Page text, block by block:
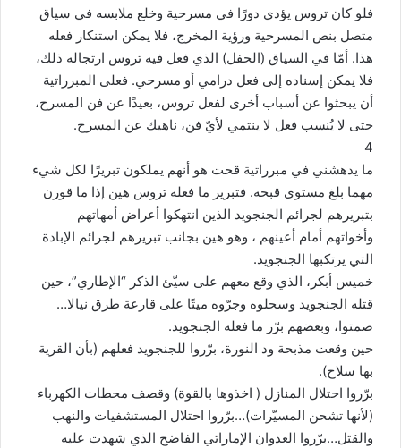
فلو كان تروس يؤدي دورًا في مسرحية وخلع ملابسه في سياق
متصل بنص المسرحية ورؤية المخرج، فلا يمكن استنكار فعله
هذا. أمّا في السياق (الحفل) الذي فعل فيه تروس ارتجاله ذلك،
فلا يمكن إسناده إلى فعل درامي أو مسرحي. فعلى المبرراتية
أن يبحثوا عن أسباب أخرى لفعل تروس، بعيدًا عن فن المسرح،
حتى لا يُنسب فعل لا ينتمي لأيّ فن، ناهيك عن المسرح.
4
ما يدهشني في مبرراتية قحت هو أنهم يملكون تبريرًا لكل شيء
مهما بلغ مستوى قبحه. فتبرير ما فعله تروس هين إذا ما قورن
بتبريرهم لجرائم الجنجويد الذين انتهكوا أعراض أمهاتهم
وأخواتهم أمام أعينهم ، وهو هين بجانب تبريرهم لجرائم الإبادة
التي يرتكبها الجنجويد.
خميس أبكر، الذي وقع معهم على سيّئ الذكر “الإطاري”، حين
قتله الجنجويد وسحلوه وجرّوه ميتًا على قارعة طرق نيالا…
صمتوا، وبعضهم برّر ما فعله الجنجويد.
حين وقعت مذبحة ود النورة، برّروا للجنجويد فعلهم (بأن القرية
بها سلاح).
برّروا احتلال المنازل ( اخذوها بالقوة) وقصف محطات الكهرباء
(لأنها تشحن المسيّرات)…برّروا احتلال المستشفيات والنهب
والقتل…برّروا العدوان الإماراتي الفاضح الذي شهدت عليه